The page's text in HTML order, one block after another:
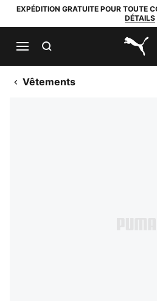
EXPÉDITION GRATUITE POUR TOUTE
DÉTAILS
Vêtements